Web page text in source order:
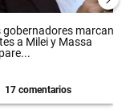
gobernadores marcan
a Milei y Massa
17 comentarios